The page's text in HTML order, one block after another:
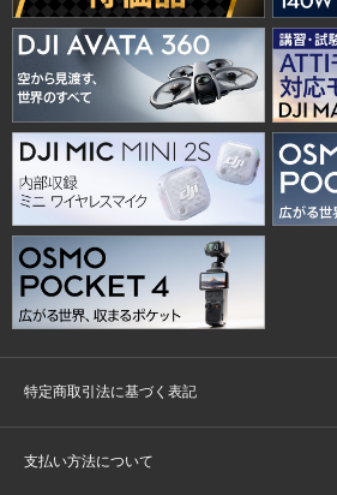
特定商取引法に基づく表記
支払い方法について